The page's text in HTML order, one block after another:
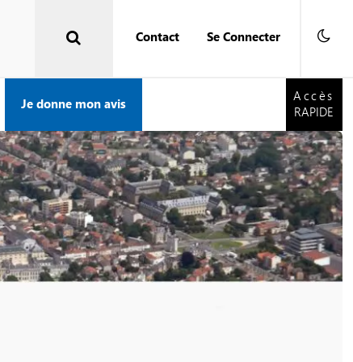
Contact Se Connecter
Accès
Je donne mon avis
Accès
RAPIDE